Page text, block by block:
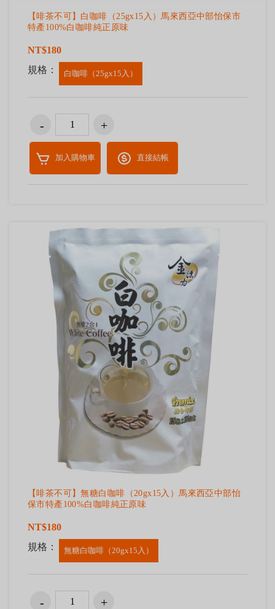
【啡茶不可】白咖啡（25gx15入）馬來西亞中部怡保市
特產100%白咖啡純正原味
NT$180
規格：
白咖啡（25gx15入）
加入購物車 直接結帳
【啡茶不可】無糖白咖啡（20gx15入）馬來西亞中部怡
保市特產100%白咖啡純正原味
NT$180
規格：
無糖白咖啡（20gx15入）